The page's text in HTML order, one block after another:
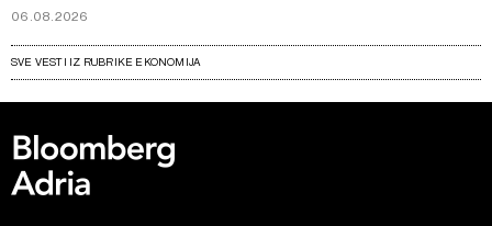
06.08.2026
SVE VESTI IZ RUBRIKE EKONOMIJA